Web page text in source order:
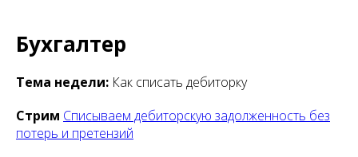
Бухгалтер
Тема недели: Как списать дебиторку
Стрим Списываем дебиторскую задолженность без
потерь и претензий